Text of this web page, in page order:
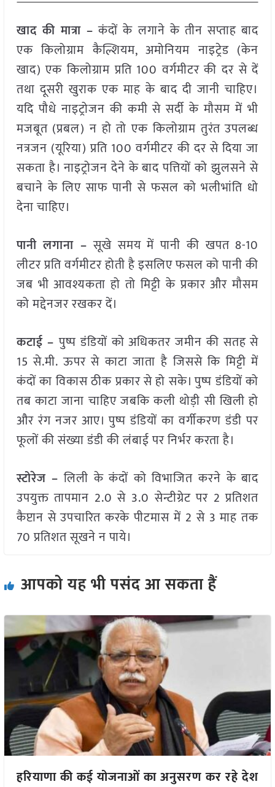
खाद की मात्रा – कंदों के लगाने के तीन सप्ताह बाद
एक किलोग्राम कैल्शियम, अमोनियम नाइट्रेड (केन
खाद) एक किलोग्राम प्रति 100 वर्गमीटर की दर से दें
तथा दूसरी खुराक एक माह के बाद दी जानी चाहिए।
यदि पौधे नाइट्रोजन की कमी से सर्दी के मौसम में भी
मजबूत (प्रबल) न हो तो एक किलोग्राम तुरंत उपलब्ध
नत्रजन (यूरिया) प्रति 100 वर्गमीटर की दर से दिया जा
सकता है। नाइट्रोजन देने के बाद पत्तियों को झुलसने से
बचाने के लिए साफ पानी से फसल को भलीभांति धो
देना चाहिए।
पानी लगाना – सूखे समय में पानी की खपत 8-10
लीटर प्रति वर्गमीटर होती है इसलिए फसल को पानी की
जब भी आवश्यकता हो तो मिट्टी के प्रकार और मौसम
को मद्देनजर रखकर दें।
कटाई –पुष्प डंडियों को अधिकतर जमीन की सतह से
15 से.मी. ऊपर से काटा जाता है जिससे कि मिट्टी में
कंदों का विकास ठीक प्रकार से हो सके। पुष्प डंडियों को
तब काटा जाना चाहिए जबकि कली थोड़ी सी खिली हो
और रंग नजर आए। पुष्प डंडियों का वर्गीकरण डंडी पर
फूलों की संख्या डंडी की लंबाई पर निर्भर करता है।
स्टोरेज – लिली के कंदों को विभाजित करने के बाद
उपयुक्त तापमान 2.0 से 3.0 सेन्टीग्रेट पर 2 प्रतिशत
कैप्टान से उपचारित करके पीटमास में 2 से 3 माह तक
70 प्रतिशत सूखने न पाये।
आपको यह भी पसंद आ सकता हैं
हरियाणा की कई योजनाओं का अनुसरण कर रहे देश